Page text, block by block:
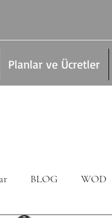
Planlar ve Ücretler
BLOG WOD